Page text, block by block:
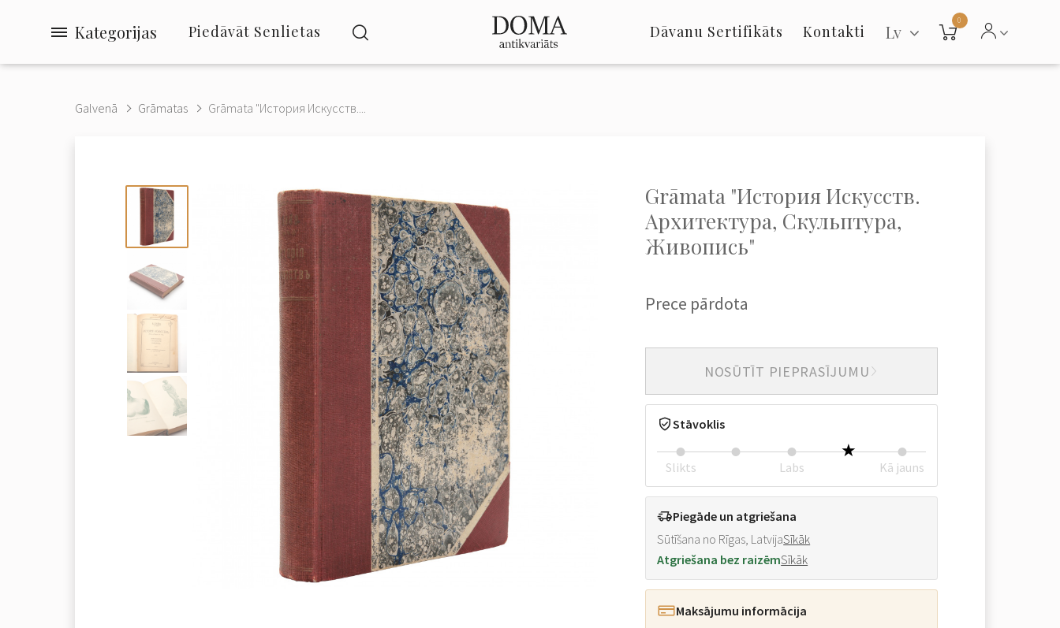
Kategorijas Piedāvāt Senlietas Dāvanu Sertifikāts Kontakti Lv
0
Galvenā Grāmatas Grāmata "История Искусств....
Grāmata "История Искусств.
Архитектура, Скульптура,
Живопись"
Prece pārdota
NOSŪTĪT PIEPRASĪJUMU
Stāvoklis
Slikts Labs Kā jauns
Piegāde un atgriešana
Sūtīšana no Rīgas, LatvijaSīkāk
Atgriešana bez raizēmSīkāk
Maksājumu informācija